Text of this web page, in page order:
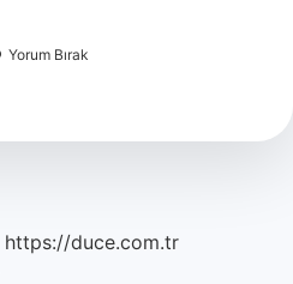
Yorum Bırak
https://duce.com.tr